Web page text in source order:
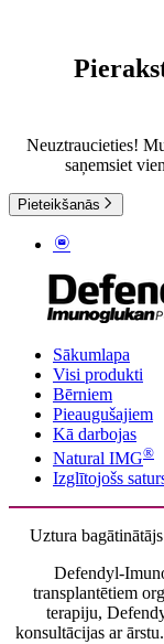
Neuztraucieties!
saņemsiet
Pieteikšanās
Sākumlapa
Visi produkti
Bērniem
Pieaugušajiem
Kā darbojas
Natural IMG®
Izglītojošs
Uztura
Defendyl-
transplantētiem
terapiju,
konsultācijas ar